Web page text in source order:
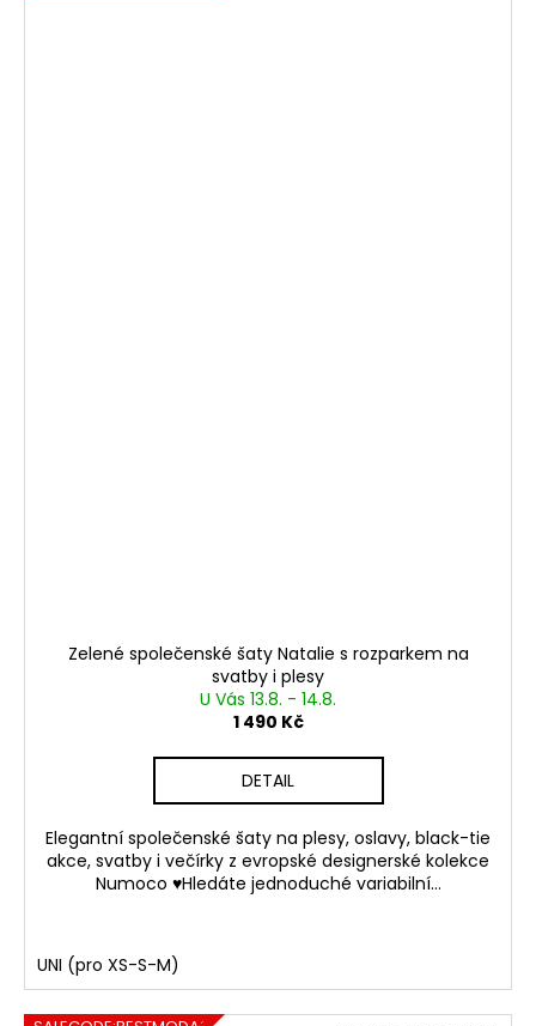
Zelené společenské šaty Natalie s rozparkem na
svatby i plesy
U Vás 13.8. - 14.8.
1 490 Kč
DETAIL
Elegantní společenské šaty na plesy, oslavy, black-tie
akce, svatby i večírky z evropské designerské kolekce
Numoco ♥Hledáte jednoduché variabilní...
UNI (pro XS-S-M)